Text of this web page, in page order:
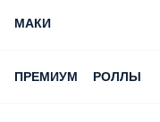
МАКИ
ПРЕМИУМ РОЛЛЫ